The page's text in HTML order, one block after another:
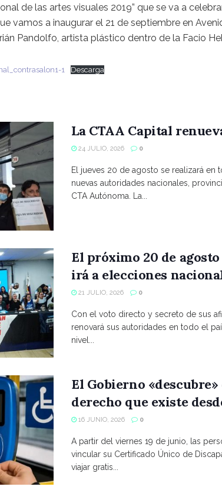
de las artes visuales 2019” que se va a
vamos a inaugurar el 21 de septiembre en
Pandolfo, artista plástico dentro de la Facio
1 Descarga
La CTAA Capital
24 JULIO, 2026 0
El jueves 20 de agosto se realizará en
nuevas autoridades nacionales,
CTA Autónoma. La...
El próximo 20 de
irá a elecciones
21 JULIO, 2026 0
Con el voto directo y secreto de sus
renovará sus autoridades en todo el
nivel...
El Gobierno «descubre»
derecho que existe
16 JUNIO, 2026 0
A partir del viernes 19 de junio, las
vincular su Certificado Único de
viajar gratis...